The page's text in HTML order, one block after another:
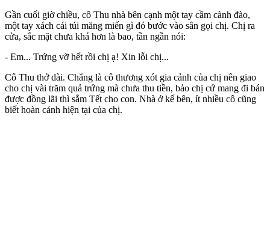
Gần cuối giờ chiều, cô Thu nhà bên cạnh một tay cầm cành đào,
một tay xách cái túi măng miến gì đó bước vào sân gọi chị. Chị ra
cửa, sắc mặt chưa khá hơn là bao, tần ngần nói:
- Em... Trứng vỡ hết rồi chị ạ! Xin lỗi chị...
Cô Thu thở dài. Chẳng là cô thương xót gia cảnh của chị nên giao
cho chị vài trăm quả trứng mà chưa thu tiền, bảo chị cứ mang đi bán
được đồng lãi thì sắm Tết cho con. Nhà ở kế bên, ít nhiều cô cũng
biết hoàn cảnh hiện tại của chị.